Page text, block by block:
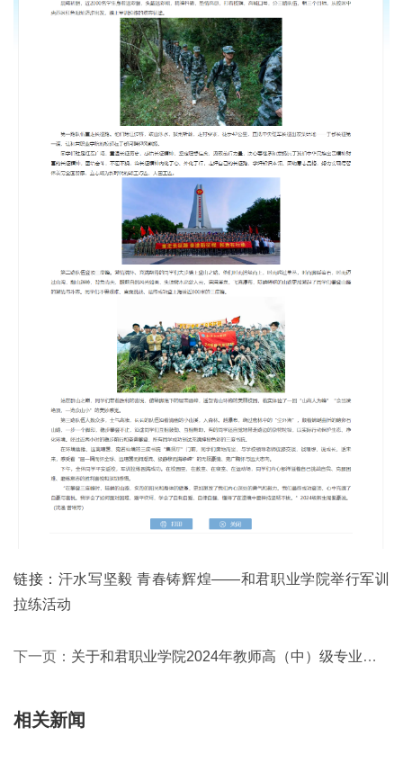
链接： 汗水写坚毅 青春铸辉煌——和君职业学院举行军训
拉练活动
下一页： 关于和君职业学院2024年教师高（中）级专业技术资格评审委员会通过人员名单的公示
相关新闻